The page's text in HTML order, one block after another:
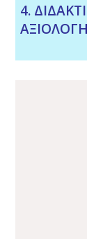
4.